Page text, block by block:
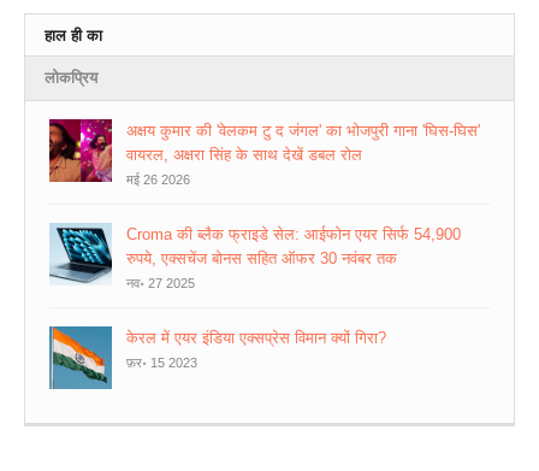
हाल ही का
लोकप्रिय
अक्षय कुमार की 'वेलकम टु द जंगल' का भोजपुरी गाना 'घिस-घिस'
वायरल, अक्षरा सिंह के साथ देखें डबल रोल
मई 26 2026
Croma की ब्लैक फ्राइडे सेल: आईफोन एयर सिर्फ 54,900
रुपये, एक्सचेंज बोनस सहित ऑफर 30 नवंबर तक
नव॰ 27 2025
केरल में एयर इंडिया एक्सप्रेस विमान क्यों गिरा?
फ़र॰ 15 2023